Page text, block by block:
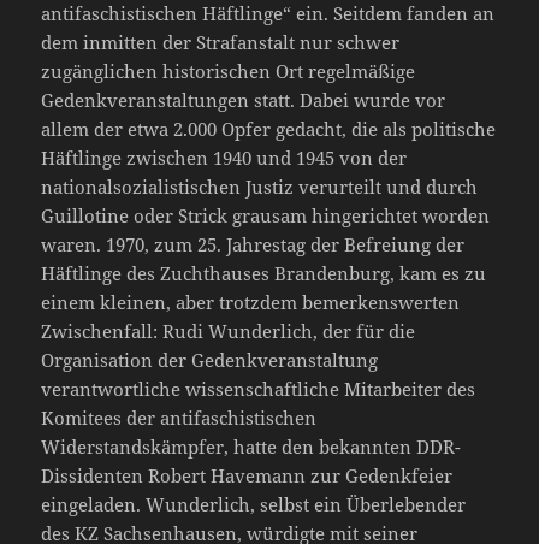
antifaschistischen Häftlinge“ ein. Seitdem fanden an
dem inmitten der Strafanstalt nur schwer
zugänglichen historischen Ort regelmäßige
Gedenkveranstaltungen statt. Dabei wurde vor
allem der etwa 2.000 Opfer gedacht, die als politische
Häftlinge zwischen 1940 und 1945 von der
nationalsozialistischen Justiz verurteilt und durch
Guillotine oder Strick grausam hingerichtet worden
waren. 1970, zum 25. Jahrestag der Befreiung der
Häftlinge des Zuchthauses Brandenburg, kam es zu
einem kleinen, aber trotzdem bemerkenswerten
Zwischenfall: Rudi Wunderlich, der für die
Organisation der Gedenkveranstaltung
verantwortliche wissenschaftliche Mitarbeiter des
Komitees der antifaschistischen
Widerstandskämpfer, hatte den bekannten DDR-
Dissidenten Robert Havemann zur Gedenkfeier
eingeladen. Wunderlich, selbst ein Überlebender
des KZ Sachsenhausen, würdigte mit seiner